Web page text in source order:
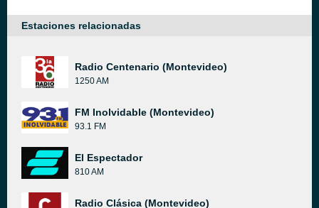
Estaciones relacionadas
Radio Centenario (Montevideo)
1250 AM
FM Inolvidable (Montevideo)
93.1 FM
El Espectador
810 AM
Radio Clásica (Montevideo)